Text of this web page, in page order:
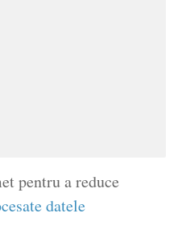
pentru a reduce
datele